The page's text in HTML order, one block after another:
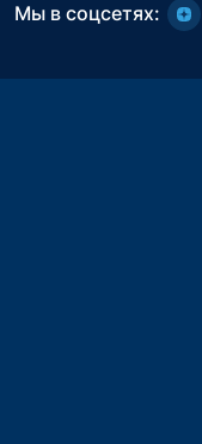
Мы в соцсетях: